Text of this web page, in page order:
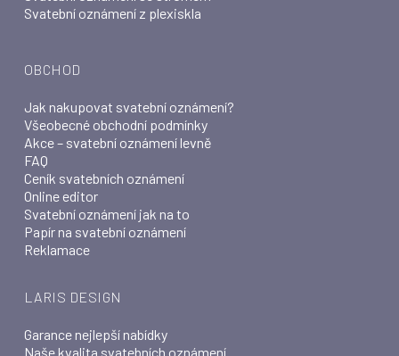
Svatební oznámení z plexiskla
OBCHOD
Jak nakupovat svatební oznámení?
Všeobecné obchodní podmínky
Akce – svatební oznámení levně
FAQ
Ceník svatebních oznámení
Online editor
Svatební oznámení jak na to
Papír na svatební oznámení
Reklamace
LARIS DESIGN
Garance nejlepší nabídky
Naše kvalita svatebních oznámení